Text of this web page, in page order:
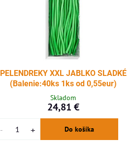
PELENDREKY XXL JABLKO SLADKÉ
(Balenie:40ks 1ks od 0,55eur)
Skladom
24,81 €
Do košíka